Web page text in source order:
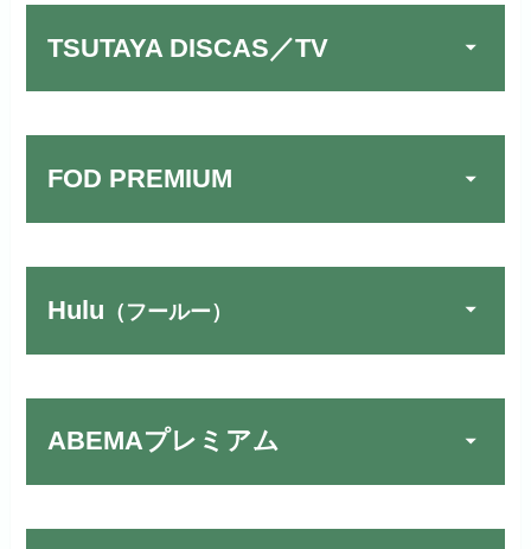
リンク先：https://video.unext.jp/
す！
TSUTAYA DISCAS／TV
公式
FOD PREMIUM
Hulu （フールー）
ABEMAプレミアム